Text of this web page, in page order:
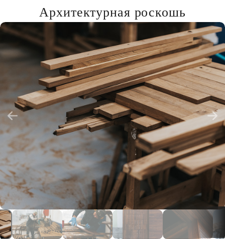
Архитектурная роскошь